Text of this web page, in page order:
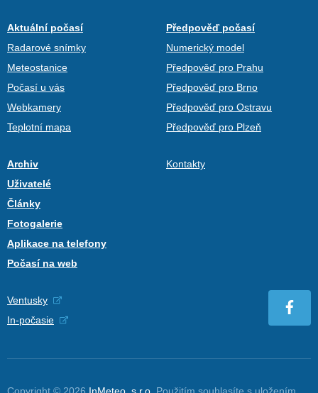
Aktuální počasí
Radarové snímky
Meteostanice
Počasí u vás
Webkamery
Teplotní mapa
Předpověď počasí
Numerický model
Předpověď pro Prahu
Předpověď pro Brno
Předpověď pro Ostravu
Předpověď pro Plzeň
Archiv
Uživatelé
Články
Fotogalerie
Aplikace na telefony
Počasí na web
Kontakty
Ventusky
In-počasie
Copyright © 2026 InMeteo, s.r.o. Použitím souhlasíte s uložením